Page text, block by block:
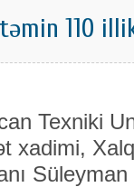
110
Texniki
xadimi,